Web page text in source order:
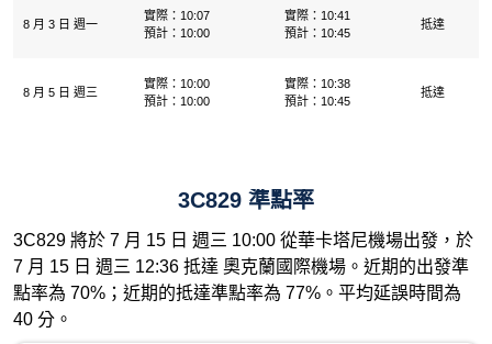
8 月 3 日 週一
實際：10:07
預計：10:00
實際：10:41
預計：10:45
抵達
8 月 5 日 週三
實際：10:00
預計：10:00
實際：10:38
預計：10:45
抵達
3C829 準點率
3C829 將於 7 月 15 日 週三 10:00 從華卡塔尼機場出發，於
7 月 15 日 週三 12:36 抵達 奧克蘭國際機場。近期的出發準
點率為 70%；近期的抵達準點率為 77%。平均延誤時間為
40 分。